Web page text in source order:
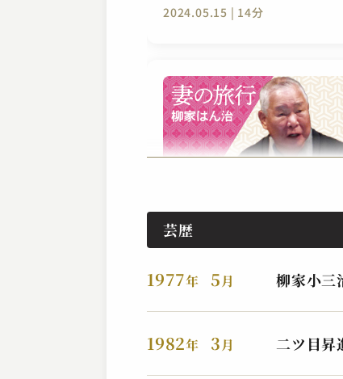
2024.05.15 | 14分
柳家 はん治
妻の旅行
芸歴
1977年 5月 柳家小三
1982年 3月 二ツ目